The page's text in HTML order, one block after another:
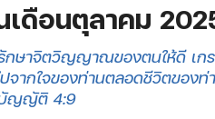
ดือนตุลาคม
กษาจิตวิญญาณของตนให้ดี เก
จากใจของท่านตลอดชีวิตของท่
บัญญัติ 4:9